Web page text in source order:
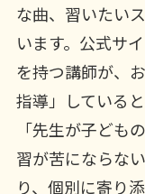
な曲、習いたい
います。公式サ
を持つ講師が、
指導」している
「先生が子ども
習が苦にならな
り、個別に寄り